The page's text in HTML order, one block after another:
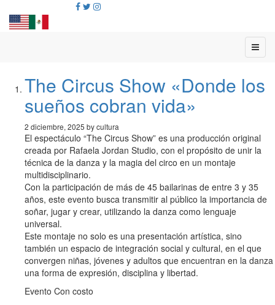
The Circus Show «Donde los
sueños cobran vida»
2 diciembre, 2025 by cultura
El espectáculo “The Circus Show” es una producción original
creada por Rafaela Jordan Studio, con el propósito de unir la
técnica de la danza y la magia del circo en un montaje
multidisciplinario.
Con la participación de más de 45 bailarinas de entre 3 y 35
años, este evento busca transmitir al público la importancia de
soñar, jugar y crear, utilizando la danza como lenguaje
universal.
Este montaje no solo es una presentación artística, sino
también un espacio de integración social y cultural, en el que
convergen niñas, jóvenes y adultos que encuentran en la danza
una forma de expresión, disciplina y libertad.
Evento Con costo